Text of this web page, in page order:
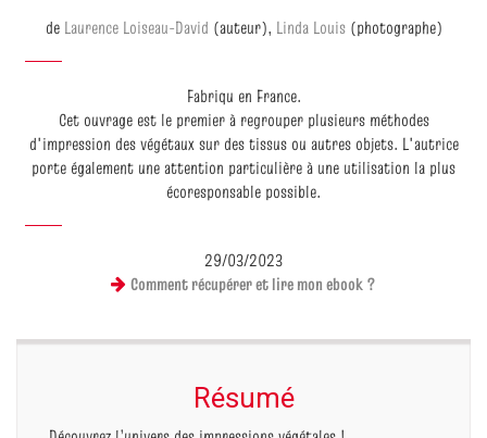
de Laurence Loiseau-David (auteur), Linda Louis(photographe)
Fabriqu en France.
Cet ouvrage est le premier à regrouper plusieurs méthodes
d'impression des végétaux sur des tissus ou autres objets. L'autrice
porte également une attention particulière à une utilisation la plus
écoresponsable possible.
29/03/2023
Comment récupérer et lire mon ebook ?
Résumé